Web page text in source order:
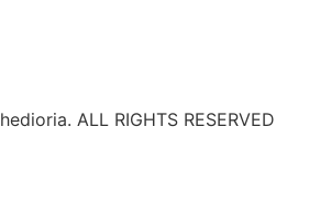
ALL RIGHTS RESERVED